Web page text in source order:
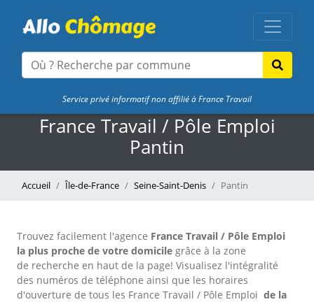
Service privé informatif non affilié à France Travail
France Travail / Pôle Emploi
Pantin
Accueil Île-de-France Seine-Saint-Denis Pantin
Trouvez facilement l'agence France Travail / Pôle Emploi
la plus proche de votre domicile grâce à la zone
de recherche en haut de la page! Visualisez l'intégralité
des numéros de téléphone ainsi que les horaires
d'ouverture de tous les France Travail / Pôle Emploi de la